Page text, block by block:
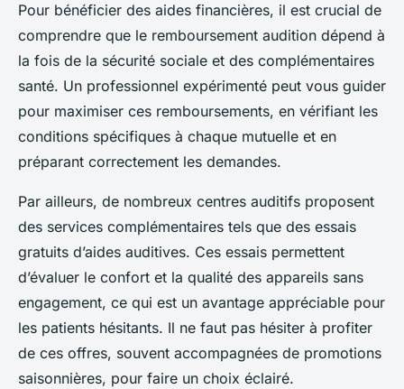
Pour bénéficier des aides financières, il est crucial de
comprendre que le remboursement audition dépend à
la fois de la sécurité sociale et des complémentaires
santé. Un professionnel expérimenté peut vous guider
pour maximiser ces remboursements, en vérifiant les
conditions spécifiques à chaque mutuelle et en
préparant correctement les demandes.
Par ailleurs, de nombreux centres auditifs proposent
des services complémentaires tels que des essais
gratuits d’aides auditives. Ces essais permettent
d’évaluer le confort et la qualité des appareils sans
engagement, ce qui est un avantage appréciable pour
les patients hésitants. Il ne faut pas hésiter à profiter
de ces offres, souvent accompagnées de promotions
saisonnières, pour faire un choix éclairé.